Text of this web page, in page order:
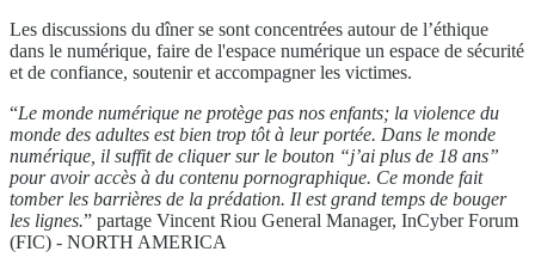
Les discussions du dîner se sont concentrées autour de l’éthique
dans le numérique, faire de l'espace numérique un espace de sécurité
et de confiance, soutenir et accompagner les victimes.
“Le monde numérique ne protège pas nos enfants; la violence du
monde des adultes est bien trop tôt à leur portée. Dans le monde
numérique, il suffit de cliquer sur le bouton “j’ai plus de 18 ans”
pour avoir accès à du contenu pornographique. Ce monde fait
tomber les barrières de la prédation. Il est grand temps de bouger
les lignes.” partage Vincent Riou General Manager, InCyber Forum
(FIC) - NORTH AMERICA